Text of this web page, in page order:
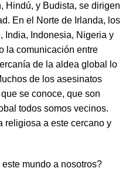
Hindú, y Budista, se dirigen
En el Norte de Irlanda, los
India, Indonesia, Nigeria y
la comunicación entre
de la aldea global lo
de los asesinatos
se conoce, que son
todos somos vecinos.
religiosa a este cercano y
mundo a nosotros?